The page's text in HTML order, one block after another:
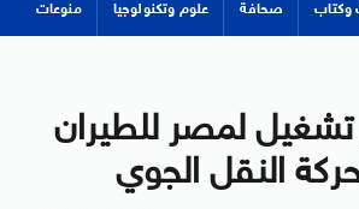
وكتاب صحافة علوم وتكنولوجيا منوعات
لمصر للطيران
النقل الجوي